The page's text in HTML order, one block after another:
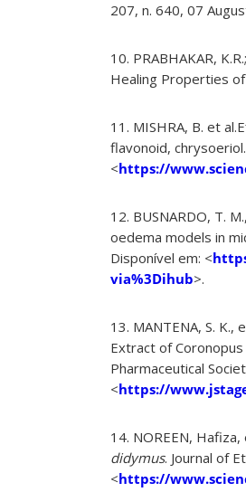
207, n. 640, 07
10. PRABHAKAR,
Healing Properties
11. MISHRA, B. et
flavonoid,
<https://
12. BUSNARDO, T.
oedema models in
Disponível em: <
via%3Dihub>.
13. MANTENA, S.
Extract of
Pharmaceutical
<https://
14. NOREEN,
didymus. Journal of
<https://